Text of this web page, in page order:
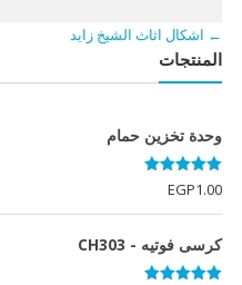
← اشكال اثاث الشيخ زايد
المنتجات
وحدة تخزين حمام
تم التقييم
5.00
من 5
EGP1.00
كرسى فوتيه - CH303